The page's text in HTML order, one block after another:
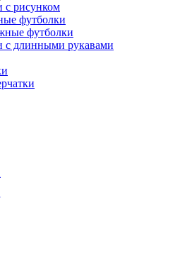
с рисунком
футболки
футболки
с длинными рукавами